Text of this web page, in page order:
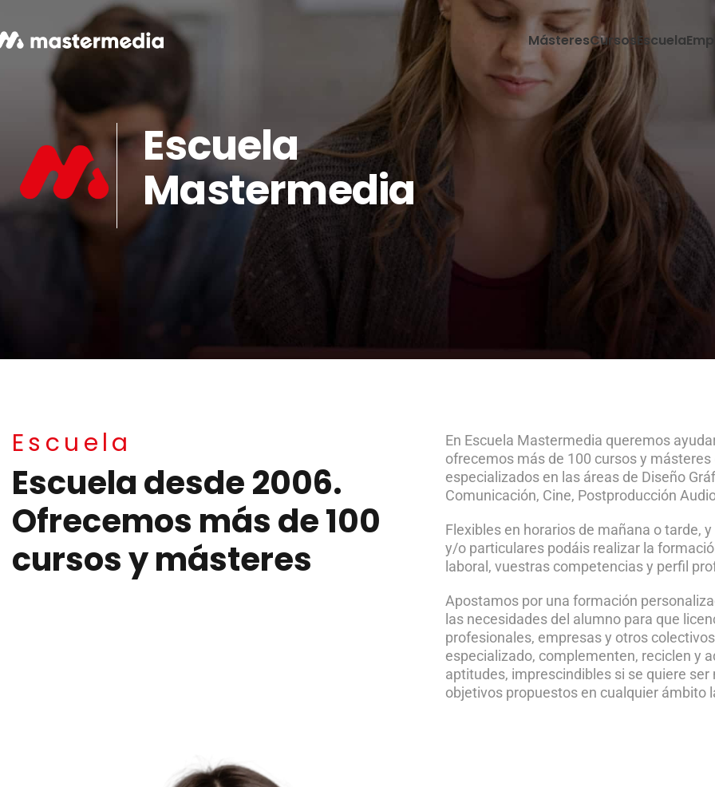
MásteresCursos Escuela
Escuela
Mastermedia
Escuela
Escuela desde 2006.
Ofrecemos más de 100
cursos y másteres
En Escuela Mastermedia queremos
ofrecemos más de 100 cursos y
especializados en las áreas de Diseño
Comunicación, Cine, Postproducción
Flexibles en horarios de mañana o tarde,
y/o particulares podáis realizar la
laboral, vuestras competencias y perfil
Apostamos por una formación
las necesidades del alumno para que
profesionales, empresas y otros
especializado, complementen, reciclen y
aptitudes, imprescindibles si se quiere
objetivos propuestos en cualquier ámbito